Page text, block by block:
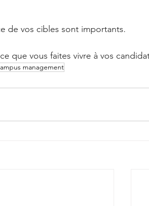
de vos cibles sont importants.
que vous faites vivre à vos
management